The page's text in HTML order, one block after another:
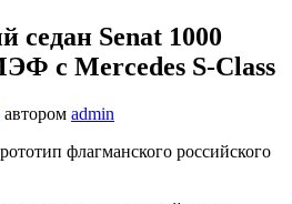
Senat 1000
с Mercedes S-Class
автором admin
флагманского российского